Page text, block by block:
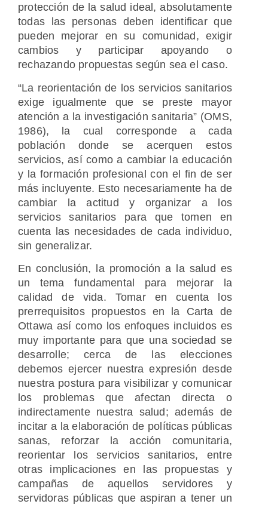
protección de la salud ideal, absolutamente
todas las personas deben identificar que
pueden mejorar en su comunidad, exigir
cambios y participar apoyando o
rechazando propuestas según sea el caso.
“La reorientación de los servicios sanitarios
exige igualmente que se preste mayor
atención a la investigación sanitaria” (OMS,
1986), la cual corresponde a cada
población donde se acerquen estos
servicios, así como a cambiar la educación
y la formación profesional con el fin de ser
más incluyente. Esto necesariamente ha de
cambiar la actitud y organizar a los
servicios sanitarios para que tomen en
cuenta las necesidades de cada individuo,
sin generalizar.
En conclusión, la promoción a la salud es
un tema fundamental para mejorar la
calidad de vida. Tomar en cuenta los
prerrequisitos propuestos en la Carta de
Ottawa así como los enfoques incluidos es
muy importante para que una sociedad se
desarrolle; cerca de las elecciones
debemos ejercer nuestra expresión desde
nuestra postura para visibilizar y comunicar
los problemas que afectan directa o
indirectamente nuestra salud; además de
incitar a la elaboración de políticas públicas
sanas, reforzar la acción comunitaria,
reorientar los servicios sanitarios, entre
otras implicaciones en las propuestas y
campañas de aquellos servidores y
servidoras públicas que aspiran a tener un